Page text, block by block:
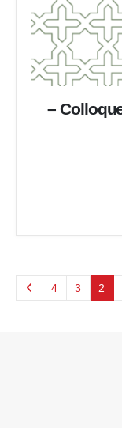
Colloque sur l’Algérie: Contributions –
2
3
4